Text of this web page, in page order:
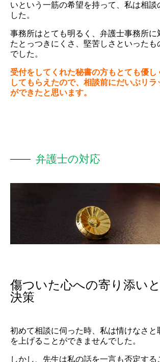
いという一筋の希望を持って、私は相談
した。
事務所はとても明るく、弁護士事務所に
たとっつきにくさ、堅苦しさといったも
でした。
受付をしてくれた秘書の方もとても優し
してもらえたので、相談前にだいぶリラ
ができたと思います。
弁護士の対応
傷ついた心への寄り添い
決策
初めて相談に伺った時、私は情けなさと
を上げることができませんでした。
しかし、先生は私の話を一言も否定す